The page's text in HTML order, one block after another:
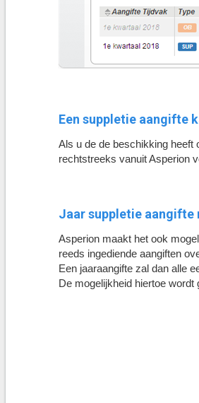
Een suppletie aangifte
Als u de de beschikking heeft
rechtstreeks vanuit Asperion
Jaar suppletie aangifte
Asperion maakt het ook
reeds ingediende aangiften
Een jaaraangifte zal dan alle
De mogelijkheid hiertoe wordt